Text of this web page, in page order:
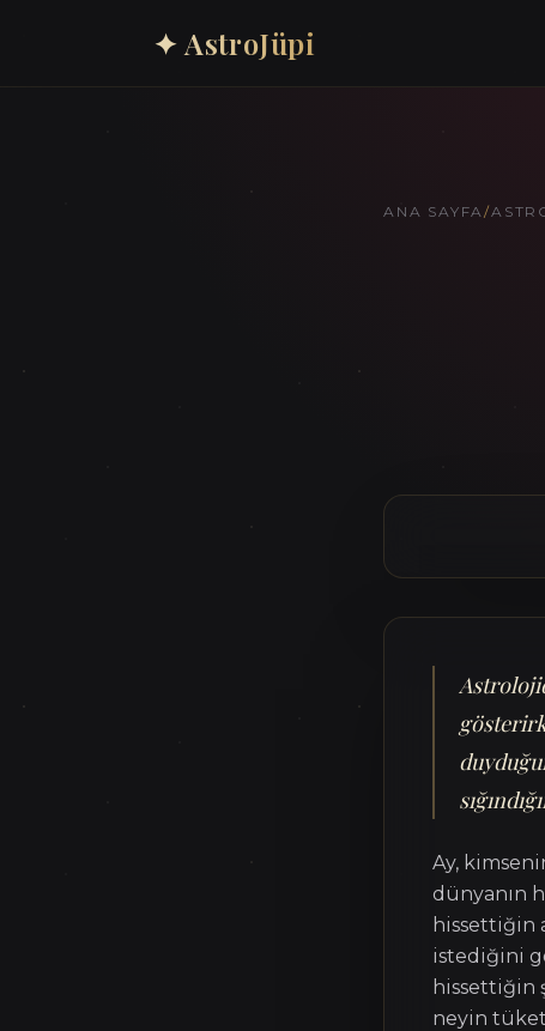
✦ AstroJüpi
ANA SAYFA/
Ay,
dünyanın
hissettiğin
istediğini
hissettiğin
neyin